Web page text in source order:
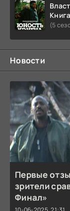
(5
Новости
Первые
зрители
Финал»